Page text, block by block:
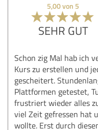
5,00 von 5
SEHR GUT
Schon zig Mal hab ich
Kurs zu erstellen und
gescheitert.
Plattformen getestet,
frustriert wieder alles
viel Zeit gefressen hat
wollte. Erst durch